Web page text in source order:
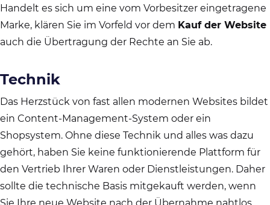
Handelt es sich um eine vom Vorbesitzer eingetragene
Marke, klären Sie im Vorfeld vor dem Kauf der Website
auch die Übertragung der Rechte an Sie ab.
Technik
Das Herzstück von fast allen modernen Websites bildet
ein Content-Management-System oder ein
Shopsystem. Ohne diese Technik und alles was dazu
gehört, haben Sie keine funktionierende Plattform für
den Vertrieb Ihrer Waren oder Dienstleistungen. Daher
sollte die technische Basis mitgekauft werden, wenn